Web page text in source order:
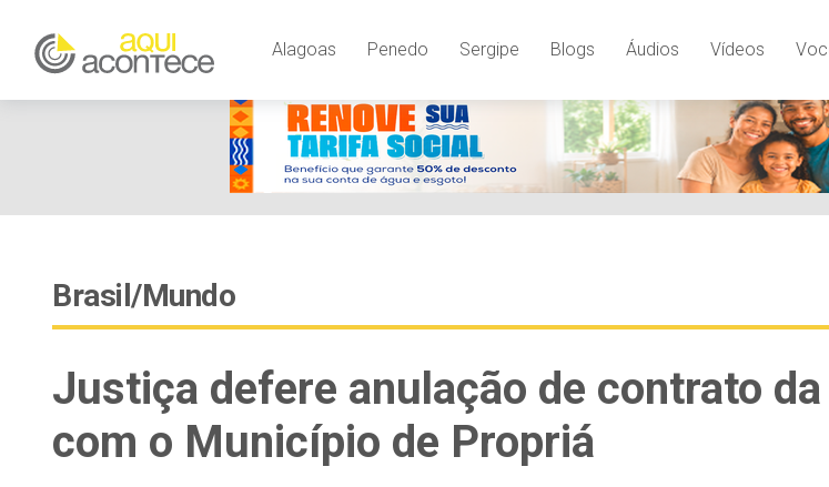
Alagoas Penedo Sergipe Blogs Áudios Vídeos
Brasil/Mundo
Justiça defere anulação de contrato da
com o Município de Propriá